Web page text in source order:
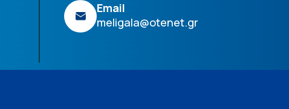
Email
meligala@otenet.gr